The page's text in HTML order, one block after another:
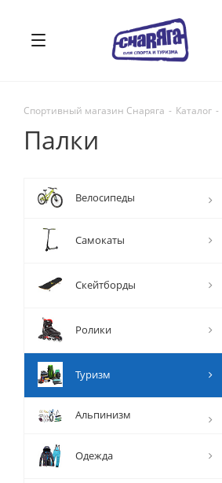
Спортивный магазин Снаряга - Каталог -
Палки
Велосипеды
Самокаты
Скейтборды
Ролики
Туризм
Альпинизм
Одежда